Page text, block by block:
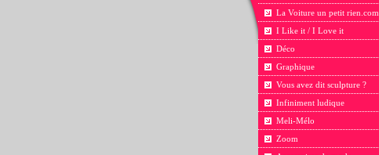
La Voiture un petit rien.com
I Like it / I Love it
Déco
Graphique
Vous avez dit sculpture ?
Infiniment ludique
Meli-Mélo
Zoom